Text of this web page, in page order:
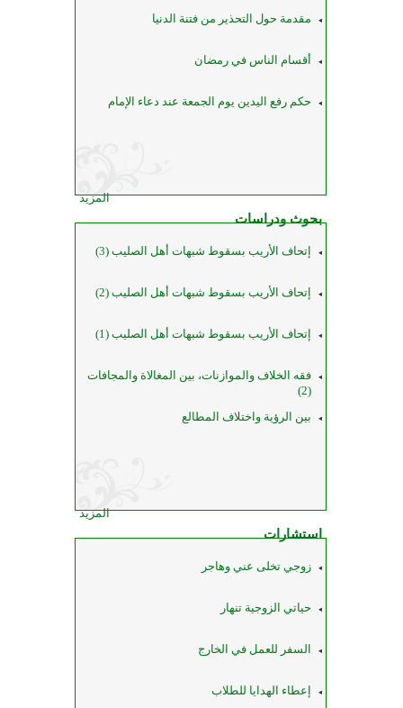
مقدمة حول التحذير من فتنة الدنيا
أقسام الناس في رمضان
حكم رفع اليدين يوم الجمعة عند دعاء الإمام
المزيد
بحوث ودراسات
إتحاف الأريب بسقوط شبهات أهل الصليب (3)
إتحاف الأريب بسقوط شبهات أهل الصليب (2)
إتحاف الأريب بسقوط شبهات أهل الصليب (1)
فقه الخلاف والموازنات، بين المغالاة والمجافات
(2)
بين الرؤية واختلاف المطالع
المزيد
استشارات
زوجي تخلى عني وهاجر
حياتي الزوجية تنهار
السفر للعمل في الخارج
إعطاء الهدايا للطلاب